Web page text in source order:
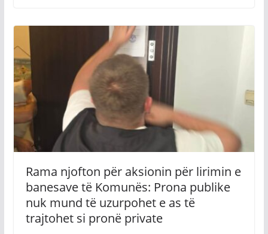
Rama njofton për aksionin për lirimin e
banesave të Komunës: Prona publike
nuk mund të uzurpohet e as të
trajtohet si pronë private